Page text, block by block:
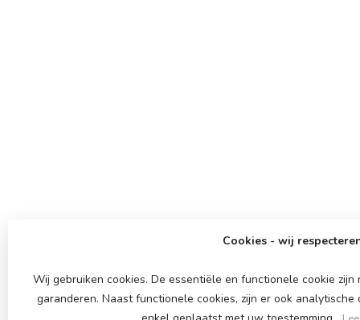
Cookies - wij
Wij gebruiken cookies. De essentiële en functionele cookie
garanderen. Naast functionele cookies, zijn er ook